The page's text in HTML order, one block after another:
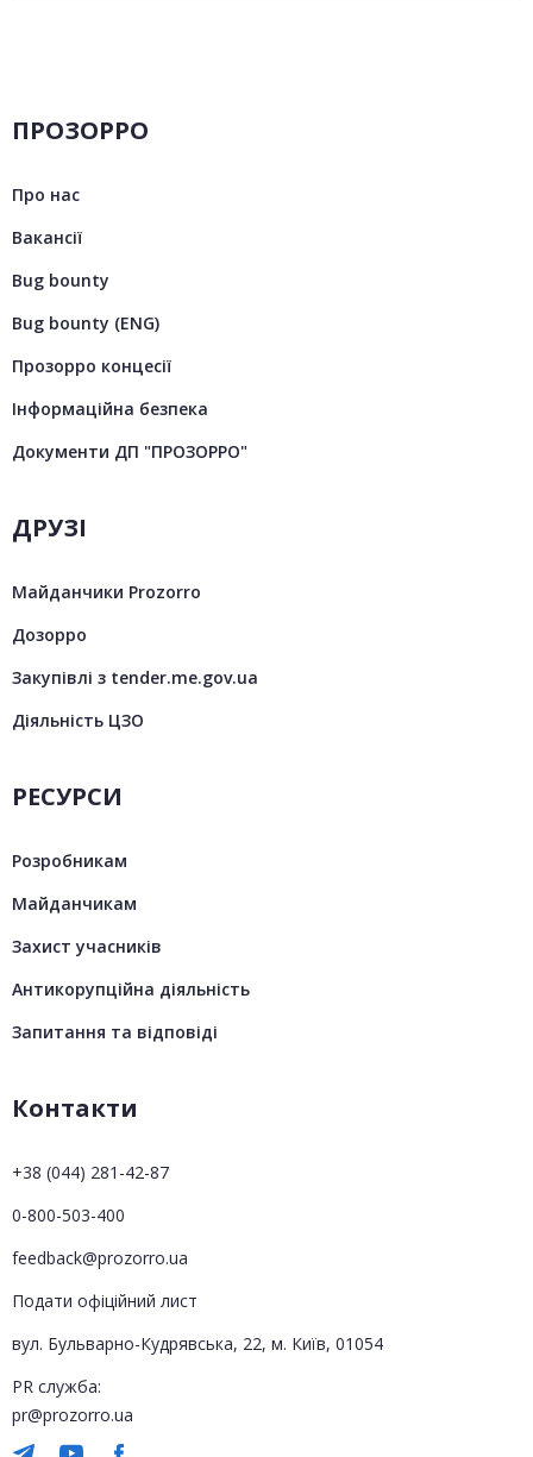
ПРОЗОРРО
Про нас
Вакансії
Bug bounty
Bug bounty (ENG)
Прозорро концесії
Інформаційна безпека
Документи ДП "ПРОЗОРРО"
ДРУЗІ
Майданчики Prozorro
Дозорро
Закупівлі з tender.me.gov.ua
Діяльність ЦЗО
РЕСУРСИ
Розробникам
Майданчикам
Захист учасників
Антикорупційна діяльність
Запитання та відповіді
Контакти
+38 (044) 281-42-87
0-800-503-400
feedback@prozorro.ua
Подати офіційний лист
вул. Бульварно-Кудрявська, 22, м. Київ, 01054
PR служба:
pr@prozorro.ua